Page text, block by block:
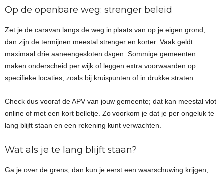
Op de openbare weg: strenger beleid
Zet je de caravan langs de weg in plaats van op je eigen grond,
dan zijn de termijnen meestal strenger en korter. Vaak geldt
maximaal drie aaneengesloten dagen. Sommige gemeenten
maken onderscheid per wijk of leggen extra voorwaarden op
specifieke locaties, zoals bij kruispunten of in drukke straten.
Check dus vooraf de APV van jouw gemeente; dat kan meestal vlot
online of met een kort belletje. Zo voorkom je dat je per ongeluk te
lang blijft staan en een rekening kunt verwachten.
Wat als je te lang blijft staan?
Ga je over de grens, dan kun je eerst een waarschuwing krijgen,